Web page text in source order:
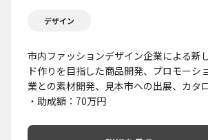
デザイン
市内ファッションデザイン企業による新
ド作りを目指した商品開発、プロモーシ
業との素材開発、見本市への出展、カタ
・助成額：70万円